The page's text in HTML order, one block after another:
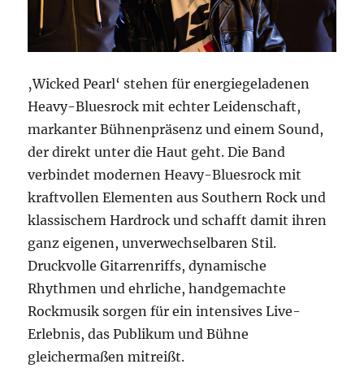
‚Wicked Pearl‘ stehen für energiegeladenen
Heavy-Bluesrock mit echter Leidenschaft,
markanter Bühnenpräsenz und einem Sound,
der direkt unter die Haut geht. Die Band
verbindet modernen Heavy-Bluesrock mit
kraftvollen Elementen aus Southern Rock und
klassischem Hardrock und schafft damit ihren
ganz eigenen, unverwechselbaren Stil.
Druckvolle Gitarrenriffs, dynamische
Rhythmen und ehrliche, handgemachte
Rockmusik sorgen für ein intensives Live-
Erlebnis, das Publikum und Bühne
gleichermaßen mitreißt.